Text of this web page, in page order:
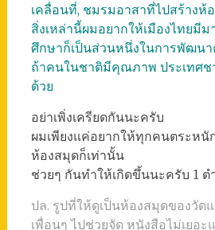
เคลื่อนที่, ชมรมอาสาที่ไปสร้างห้
สิ่งเหล่านี้ผมอยากให้เมืองไทยมีม
ศึกษาก็เป็นส่วนหนึ่งในการพัฒน
ถ้าคนในชาติมีคุณภาพ ประเทศช
ด้วย
อย่าเพิ่งเครียดกันนะครับ
ผมเพียงแค่อยากให้ทุกคนตระห
ห้องสมุดก็เท่านั้น
ช่วยๆ กันทำให้เกิดขึ้นนะครับ 1 ต
ปล. รูปที่ให้ดูเป็นห้องสมุดของวัด
เพื่อนๆ ไปช่วยจัด หนังสือไม่เยอ